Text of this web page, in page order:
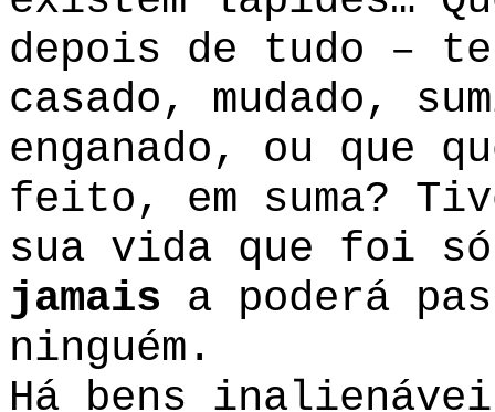
depois de tudo –
casado, mudado,
enganado, ou que
feito, em suma?
sua vida que foi
jamais a poderá
ninguém.
Há bens